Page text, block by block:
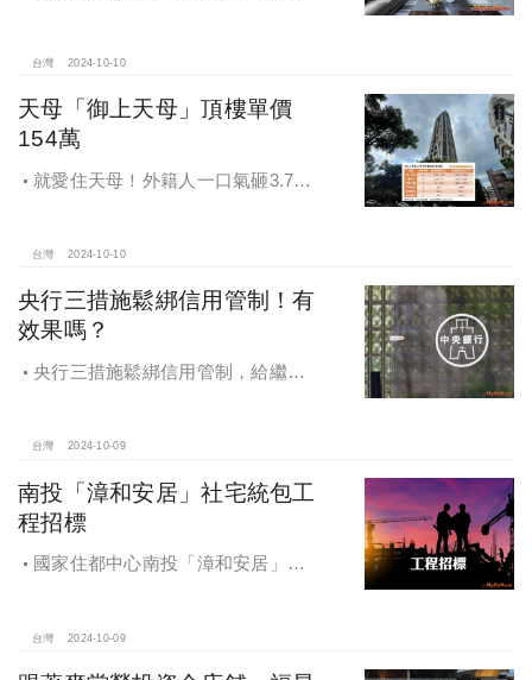
台灣 2024-10-10
天母「御上天母」頂樓單價
154萬
就愛住天母！外籍人一口氣砸3.78
台灣 2024-10-10
央行三措施鬆綁信用管制！有
效果嗎？
央行三措施鬆綁信用管制，給繼
台灣 2024-10-09
南投「漳和安居」社宅統包工
程招標
國家住都中心南投「漳和安居」社
台灣 2024-10-09